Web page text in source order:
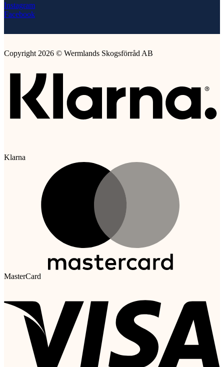
Instagram
Facebook
Copyright 2026 © Wermlands Skogsförråd AB
Klarna
MasterCard